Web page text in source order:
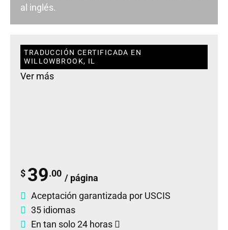
al inglés.
TRADUCCIÓN CERTIFICADA EN
WILLOWBROOK, IL
Ver más
$ 39.00 / página
Aceptación garantizada por USCIS
35 idiomas
En tan solo 24 horas